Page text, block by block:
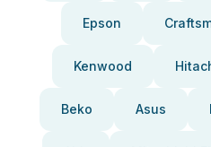
Epson
Kenwood
Beko Asus